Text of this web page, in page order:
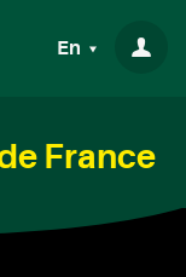
En
France